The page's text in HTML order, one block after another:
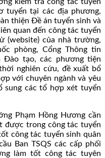
tuyển tại các địa phương,
thiện Đề án tuyển sinh và
quan đến công tác tuyển
(website) của nhà trường,
phòng, Cổng Thông tin
Đào tạo, các phương tiện
nghiên cứu, đề xuất bổ
với chuyên ngành và yêu
sung các tổ hợp xét tuyển
Phạm Hồng Hương cần
được trong công tác tuyển
công tác tuyển sinh quân
Ban TSQS các cấp phối
làm tốt công tác tuyên